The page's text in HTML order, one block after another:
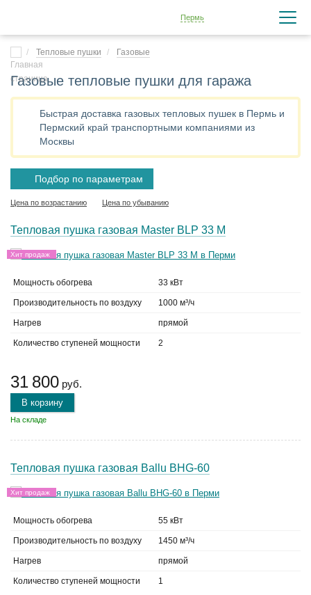
Пермь
Тепловые пушки Газовые
Газовые тепловые пушки для гаража
Быстрая доставка газовых тепловых пушек в Пермь и
Пермский край транспортными компаниями из
Москвы
Подбор по параметрам
Цена по возрастанию Цена по убыванию
Тепловая пушка газовая Master BLP 33 M
Хит продаж
Мощность обогрева 33 кВт
Производительность по воздуху 1000 м³/ч
Нагрев прямой
Количество ступеней мощности 2
31 800 руб.
В корзину
На складе
Тепловая пушка газовая Ballu BHG-60
Хит продаж
Мощность обогрева 55 кВт
Производительность по воздуху 1450 м³/ч
Нагрев прямой
Количество ступеней мощности 1